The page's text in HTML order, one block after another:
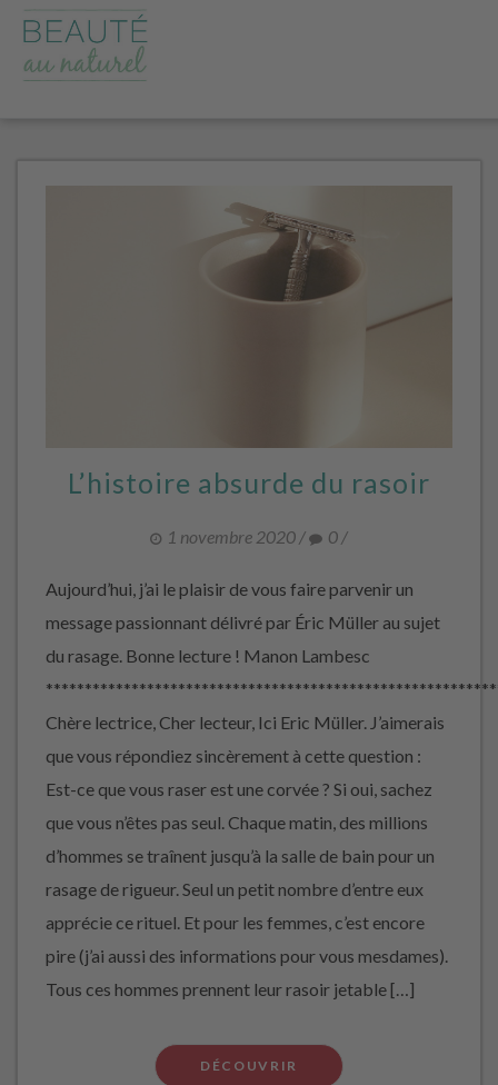
L’histoire absurde du rasoir
1 novembre 2020 / 0 /
Aujourd’hui, j’ai le plaisir de vous faire parvenir un
message passionnant délivré par Éric Müller au sujet
du rasage. Bonne lecture ! Manon Lambesc
Chère lectrice, Cher lecteur, Ici Eric Müller. J’aimerais
que vous répondiez sincèrement à cette question :
Est-ce que vous raser est une corvée ? Si oui, sachez
que vous n’êtes pas seul. Chaque matin, des millions
d’hommes se traînent jusqu’à la salle de bain pour un
rasage de rigueur. Seul un petit nombre d’entre eux
apprécie ce rituel. Et pour les femmes, c’est encore
pire (j’ai aussi des informations pour vous mesdames).
Tous ces hommes prennent leur rasoir jetable […]
DÉCOUVRIR